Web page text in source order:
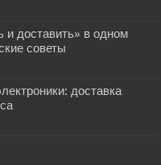
и доставить» в одном
советы
доставка